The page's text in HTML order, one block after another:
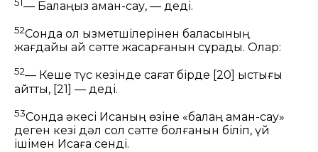
— Балаңыз аман-сау, — деді.
52Сонда ол қызметшілерінен баласының
жағдайы қай сәтте жақсарғанын сұрады. Олар:
52— Кеше түс кезінде сағат бірде [20] ыстығы
қайтты, [21] — деді.
53Сонда әкесі Исаның өзіне «балаң аман-сау»
деген кезі дәл сол сәтте болғанын біліп, үй
ішімен Исаға сенді.